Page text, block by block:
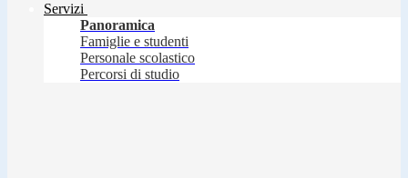
Servizi
Panoramica
Famiglie e studenti
Personale scolastico
Percorsi di studio